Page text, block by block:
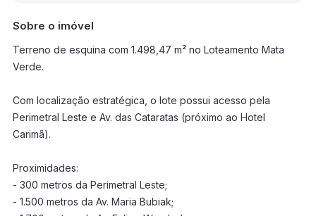
Sobre o imóvel
Terreno de esquina com 1.498,47 m² no Loteamento Mata
Verde.
Com localização estratégica, o lote possui acesso pela
Perimetral Leste e Av. das Cataratas (próximo ao Hotel
Carimã).
Proximidades:
- 300 metros da Perimetral Leste;
- 1.500 metros da Av. Maria Bubiak;